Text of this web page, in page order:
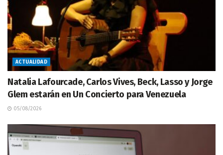
ACTUALIDAD
Natalia Lafourcade, Carlos Vives, Beck, Lasso y Jorge
Glem estarán en Un Concierto para Venezuela
05/08/2026